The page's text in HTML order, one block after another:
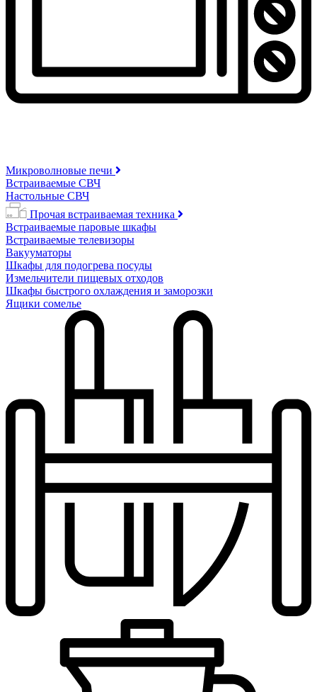
Микроволновые печи
Встраиваемые СВЧ
Настольные СВЧ
Прочая встраиваемая техника
Встраиваемые паровые шкафы
Встраиваемые телевизоры
Вакууматоры
Шкафы для подогрева посуды
Измельчители пищевых отходов
Шкафы быстрого охлаждения и заморозки
Ящики сомелье